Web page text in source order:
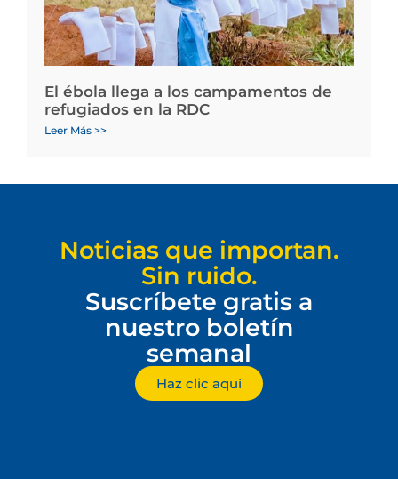
El ébola llega a los campamentos de
refugiados en la RDC
Leer Más >>
Noticias que importan.
Sin ruido.
Suscríbete gratis a
nuestro boletín
semanal
Haz clic aquí